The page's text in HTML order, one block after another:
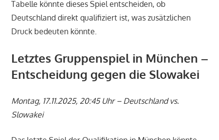
Tabelle könnte dieses Spiel entscheiden, ob
Deutschland direkt qualifiziert ist, was zusätzlichen
Druck bedeuten könnte.
Letztes Gruppenspiel in München –
Entscheidung gegen die Slowakei
Montag, 17.11.2025, 20:45 Uhr – Deutschland vs.
Slowakei